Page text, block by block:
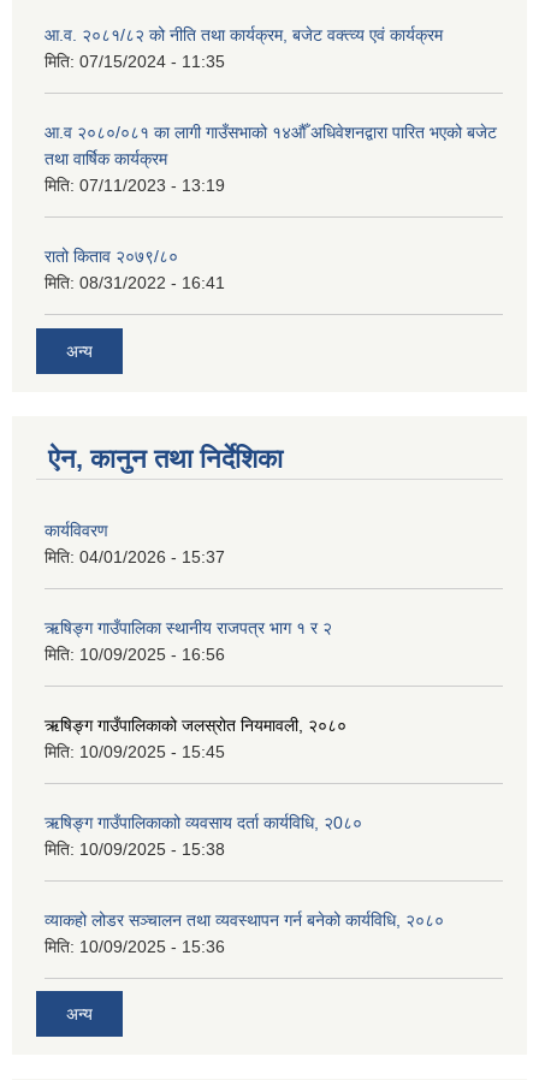
आ.व. २०८१/८२ को नीति तथा कार्यक्रम, बजेट वक्त्व्य एवं कार्यक्रम
मिति: 07/15/2024 - 11:35
आ.व २०८०/०८१ का लागी गाउँसभाको १४औँ अधिवेशनद्वारा पारित भएको बजेट
तथा वार्षिक कार्यक्रम
मिति: 07/11/2023 - 13:19
रातो किताव २०७९/८०
मिति: 08/31/2022 - 16:41
अन्य
ऐन, कानुन तथा निर्देशिका
कार्यविवरण
मिति: 04/01/2026 - 15:37
ऋषिङ्ग गाउँपालिका स्थानीय राजपत्र भाग १ र २
मिति: 10/09/2025 - 16:56
ऋषिङ्ग गाउँपालिकाको जलस्रोत नियमावली, २०८०
मिति: 10/09/2025 - 15:45
ऋषिङ्ग गाउँपालिकाकाो व्यवसाय दर्ता कार्यविधि, २0८०
मिति: 10/09/2025 - 15:38
व्याकहो लोडर सञ्चालन तथा व्यवस्थापन गर्न बनेको कार्यविधि, २०८०
मिति: 10/09/2025 - 15:36
अन्य